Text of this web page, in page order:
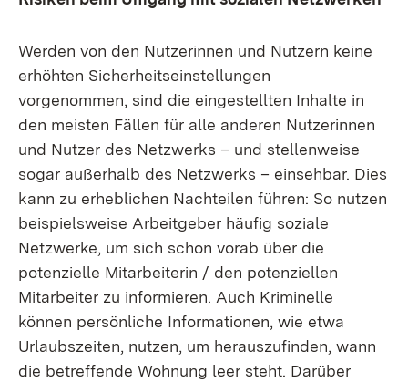
Werden von den Nutzerinnen und Nutzern keine
erhöhten Sicherheitseinstellungen
vorgenommen, sind die eingestellten Inhalte in
den meisten Fällen für alle anderen Nutzerinnen
und Nutzer des Netzwerks – und stellenweise
sogar außerhalb des Netzwerks – einsehbar. Dies
kann zu erheblichen Nachteilen führen: So nutzen
beispielsweise Arbeitgeber häufig soziale
Netzwerke, um sich schon vorab über die
potenzielle Mitarbeiterin / den potenziellen
Mitarbeiter zu informieren. Auch Kriminelle
können persönliche Informationen, wie etwa
Urlaubszeiten, nutzen, um herauszufinden, wann
die betreffende Wohnung leer steht. Darüber